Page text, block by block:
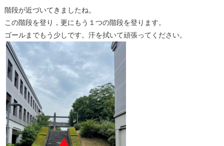
階段が近づいてきましたね。
この階段を登り，更にもう１つの階段を登ります。
ゴールまでもう少しです。汗を拭いて頑張ってください。